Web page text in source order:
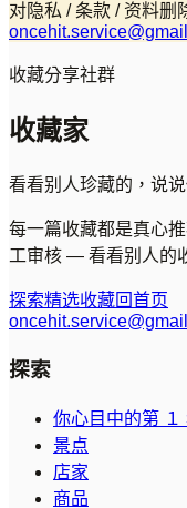
对隐私 / 条款 / 资料删
收藏分享社群
收藏家
看看别人珍藏的，说
每一篇收藏都是真心
工审核 — 看看别人的
探索精选收藏回首页
探索
你心目中的第 １
景点
店家
商品